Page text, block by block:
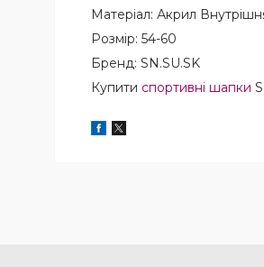
Матеріал: Акрил
Розмір: 54-60
Бренд: SN.SU.SK
Купити спортивні шапки